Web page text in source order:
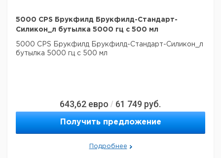
5000 CPS Брукфилд Брукфилд-Стандарт-
Силикон_л бутылка 5000 гц с 500 мл
5000 CPS Брукфилд Брукфилд-Стандарт-Силикон_л
бутылка 5000 гц с 500 мл
643,62 евро / 61 749 руб.
Получить предложение
Подробнее